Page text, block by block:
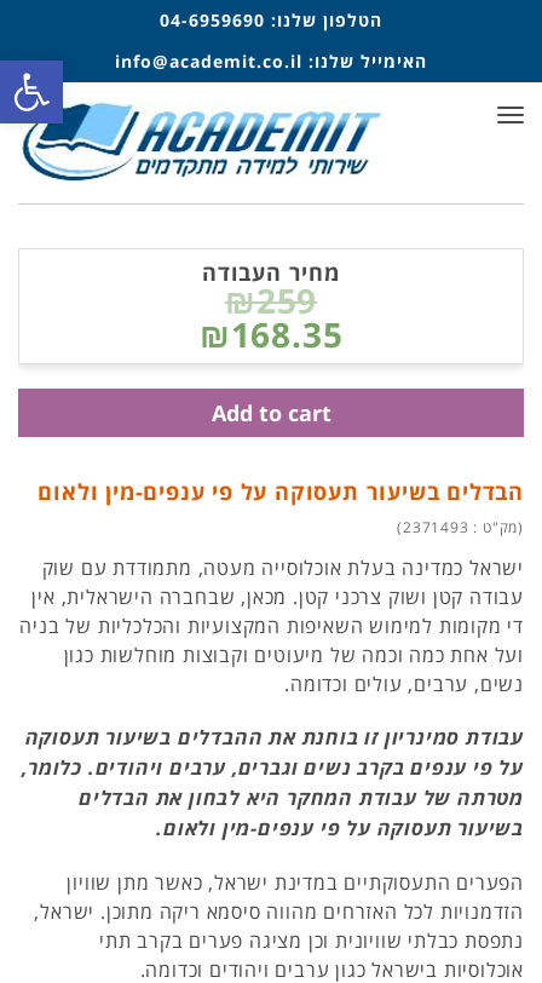
הטלפון שלנו: 04-6959690
האימייל שלנו: info@academit.co.il
תפריט
הבדלים בשיעור תעסוקה על פי ענפים-מין ולאום
(מק"ט : 2371493)
ישראל כמדינה בעלת אוכלוסייה מעטה, מתמודדת עם שוק
עבודה קטן ושוק צרכני קטן. מכאן, שבחברה הישראלית, אין
די מקומות למימוש השאיפות המקצועיות והכלכליות של בניה
ועל אחת כמה וכמה של מיעוטים וקבוצות מוחלשות כגון
נשים, ערבים, עולים וכדומה.
עבודת סמינריון זו בוחנת את ההבדלים בשיעור תעסוקה
על פי ענפים בקרב נשים וגברים, ערבים ויהודים. כלומר,
מטרתה של עבודת המחקר היא לבחון את הבדלים
בשיעור תעסוקה על פי ענפים-מין ולאום.
הפערים התעסוקתיים במדינת ישראל, כאשר מתן שוויון
הזדמנויות לכל האזרחים מהווה סיסמא ריקה מתוכן. ישראל,
נתפסת כבלתי שוויונית וכן מציגה פערים בקרב תתי
אוכלוסיות בישראל כגון ערבים ויהודים וכדומה.
מחיר העבודה
₪259
₪168.35
Add to cart
פתח